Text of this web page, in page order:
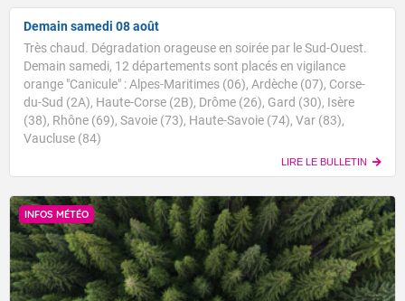
Demain samedi 08 août
Très chaud. Dégradation orageuse en soirée par le Sud-Ouest.
Demain samedi, 12 départements sont placés en vigilance
orange "Canicule" : Alpes-Maritimes (06), Ardèche (07), Corse-
du-Sud (2A), Haute-Corse (2B), Drôme (26), Gard (30), Isère
(38), Rhône (69), Savoie (73), Haute-Savoie (74), Var (83),
Vaucluse (84)
LIRE LE BULLETIN
INFOS MÉTÉO